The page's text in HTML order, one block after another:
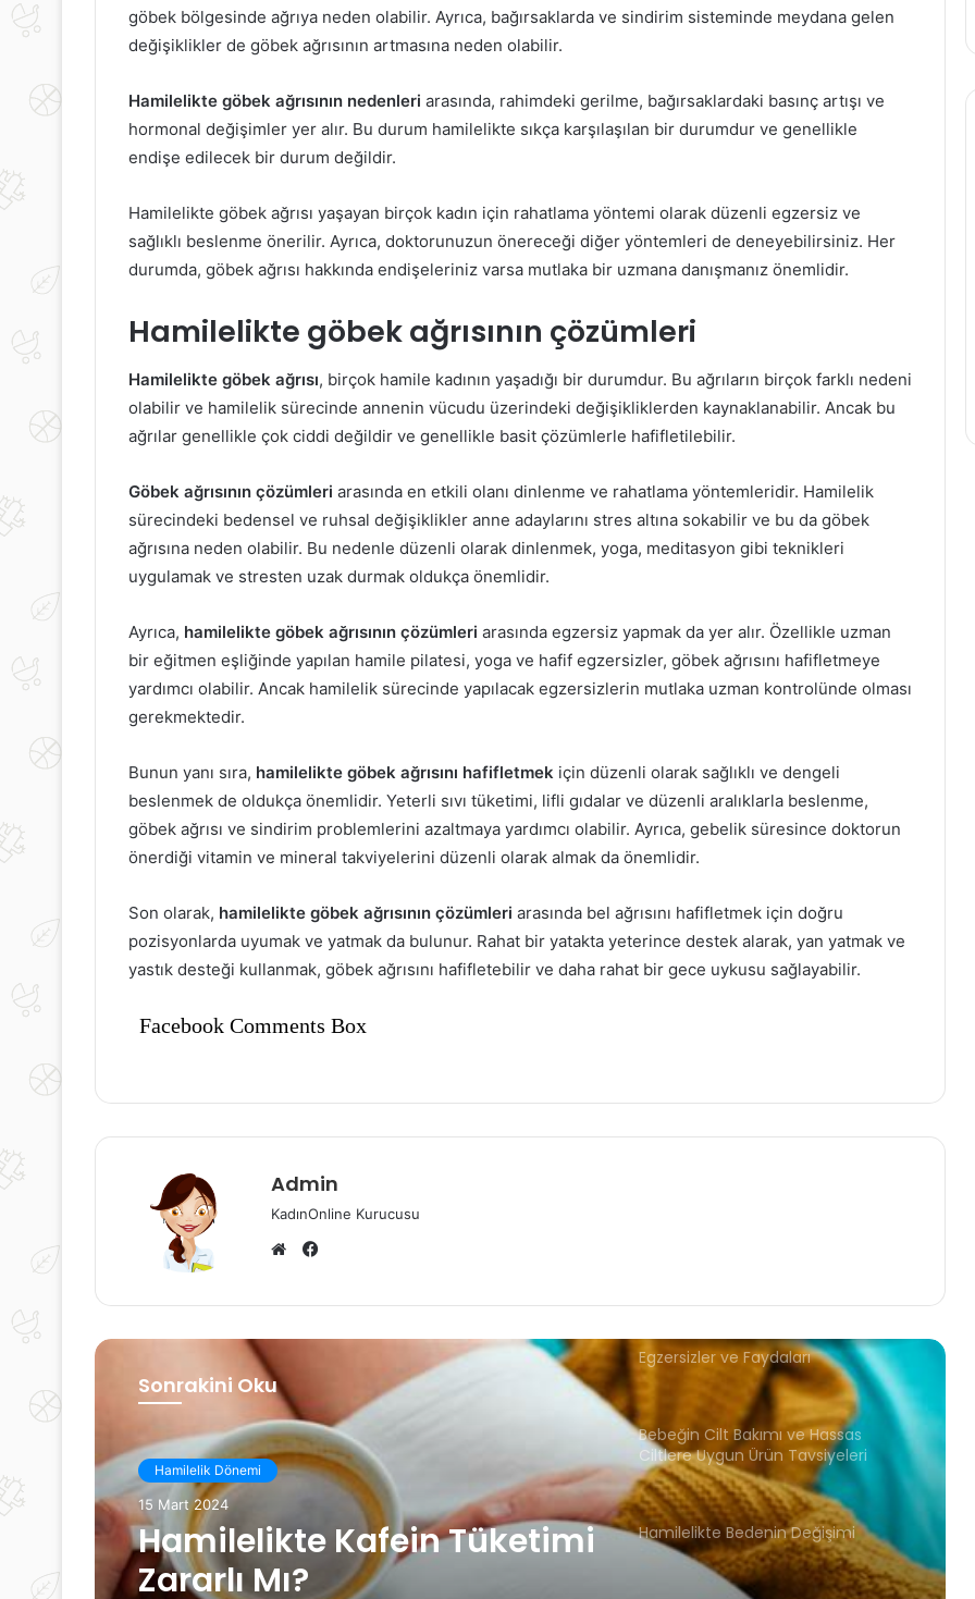
göbek bölgesinde ağrıya neden olabilir. Ayrıca, bağırsaklarda ve sindirim sisteminde meydana gelen
değişiklikler de göbek ağrısının artmasına neden olabilir.
Hamilelikte göbek ağrısının nedenleri arasında, rahimdeki gerilme, bağırsaklardaki basınç artışı ve
hormonal değişimler yer alır. Bu durum hamilelikte sıkça karşılaşılan bir durumdur ve genellikle
endişe edilecek bir durum değildir.
Hamilelikte göbek ağrısı yaşayan birçok kadın için rahatlama yöntemi olarak düzenli egzersiz ve
sağlıklı beslenme önerilir. Ayrıca, doktorunuzun önereceği diğer yöntemleri de deneyebilirsiniz. Her
durumda, göbek ağrısı hakkında endişeleriniz varsa mutlaka bir uzmana danışmanız önemlidir.
Hamilelikte göbek ağrısının çözümleri
Hamilelikte göbek ağrısı, birçok hamile kadının yaşadığı bir durumdur. Bu ağrıların birçok farklı nedeni
olabilir ve hamilelik sürecinde annenin vücudu üzerindeki değişikliklerden kaynaklanabilir. Ancak bu
ağrılar genellikle çok ciddi değildir ve genellikle basit çözümlerle hafifletilebilir.
Göbek ağrısının çözümleri arasında en etkili olanı dinlenme ve rahatlama yöntemleridir. Hamilelik
sürecindeki bedensel ve ruhsal değişiklikler anne adaylarını stres altına sokabilir ve bu da göbek
ağrısına neden olabilir. Bu nedenle düzenli olarak dinlenmek, yoga, meditasyon gibi teknikleri
uygulamak ve stresten uzak durmak oldukça önemlidir.
Ayrıca, hamilelikte göbek ağrısının çözümleri arasında egzersiz yapmak da yer alır. Özellikle uzman
bir eğitmen eşliğinde yapılan hamile pilatesi, yoga ve hafif egzersizler, göbek ağrısını hafifletmeye
yardımcı olabilir. Ancak hamilelik sürecinde yapılacak egzersizlerin mutlaka uzman kontrolünde olması
gerekmektedir.
Bunun yanı sıra, hamilelikte göbek ağrısını hafifletmek için düzenli olarak sağlıklı ve dengeli
beslenmek de oldukça önemlidir. Yeterli sıvı tüketimi, lifli gıdalar ve düzenli aralıklarla beslenme,
göbek ağrısı ve sindirim problemlerini azaltmaya yardımcı olabilir. Ayrıca, gebelik süresince doktorun
önerdiği vitamin ve mineral takviyelerini düzenli olarak almak da önemlidir.
Son olarak, hamilelikte göbek ağrısının çözümleri arasında bel ağrısını hafifletmek için doğru
pozisyonlarda uyumak ve yatmak da bulunur. Rahat bir yatakta yeterince destek alarak, yan yatmak ve
yastık desteği kullanmak, göbek ağrısını hafifletebilir ve daha rahat bir gece uykusu sağlayabilir.
Facebook Comments Box
Admin
KadınOnline Kurucusu
sitesi
Facebook
Sonrakini Oku
Hamilelik Dönemi
15 Mart 2024
Hamilelik Dönemi
15 Mart 2024
Hamilelikte Diş Ağrısı
Bebek Beslenmesinde Önemli Olan
Vitamin ve Mineraller
Bebeğin Cilt Bakımı ve Hassas
Ciltlere Uygun Ürün Tavsiyeleri
Hamilelikte Bedenin Değişimi
Hamilelikte Kafein Tüketimi Zararlı
Mı?
6 Nisan 2022
Saç Dökülmesine Bitkisel
Çayının
Faydaları
Nelerdir?
20 Mayıs 2021
Nelerdir?
Temizliği
Önemlidir
Önemlidir